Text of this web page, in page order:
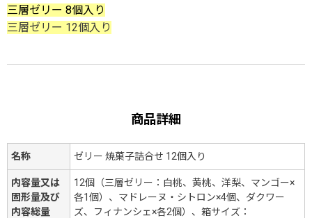
三層ゼリー 8個入り
三層ゼリー 12個入り
商品詳細
名称 ゼリー 焼菓子詰合せ 12個入り
内容量又は
固形量及び
内容総量
12個（三層ゼリー：白桃、黄桃、洋梨、マンゴー×
各1個）、マドレーヌ・シトロン×4個、ダクワー
ズ、フィナンシェ×各2個）、箱サイズ：